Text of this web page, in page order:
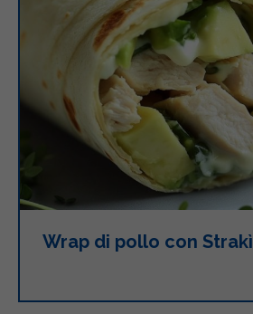
Wrap di pollo con Strakì